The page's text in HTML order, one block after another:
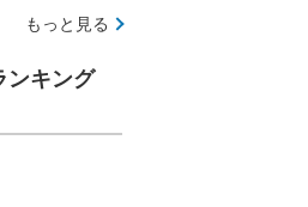
もっと見る
ンキング